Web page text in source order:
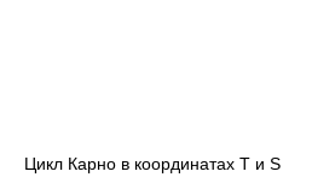
Цикл Карно в координатах T и S